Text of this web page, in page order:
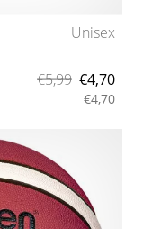
Unisex
€5,99 €4,70
€4,70